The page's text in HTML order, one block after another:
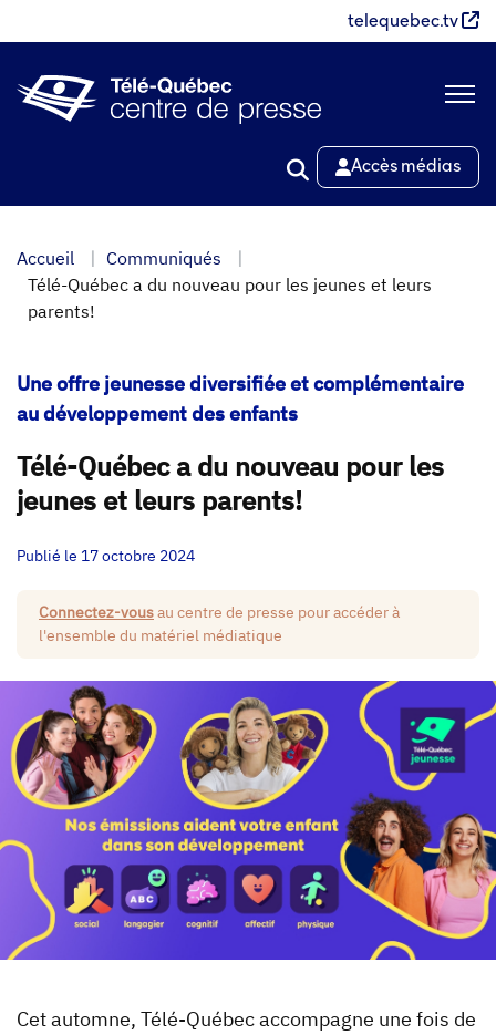
au
principal
telequebec.tv
Accès médias
Accueil
Communiqués
Télé-Québec a du nouveau pour les jeunes et leurs
parents!
Une offre jeunesse diversifiée et complémentaire
au développement des enfants
Télé-Québec a du nouveau pour les
jeunes et leurs parents!
Publié le 17 octobre 2024
Connectez-vousau centre de presse pour accéder à
l'ensemble du matériel médiatique
Cet automne, Télé-Québec accompagne une fois de